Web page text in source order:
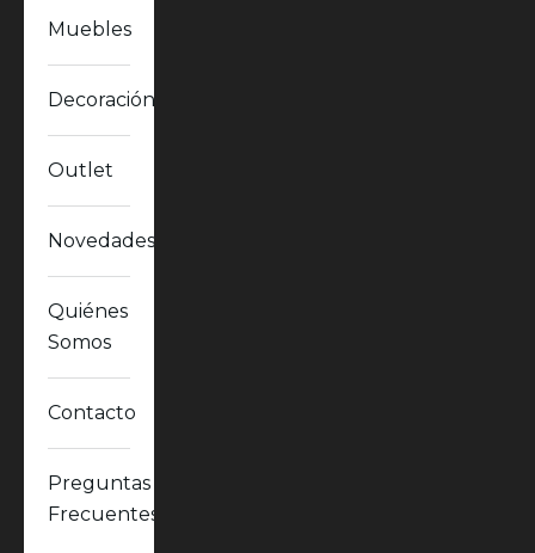
Muebles
Decoración
Outlet
Novedades
Quiénes
Somos
Contacto
Preguntas
Frecuentes